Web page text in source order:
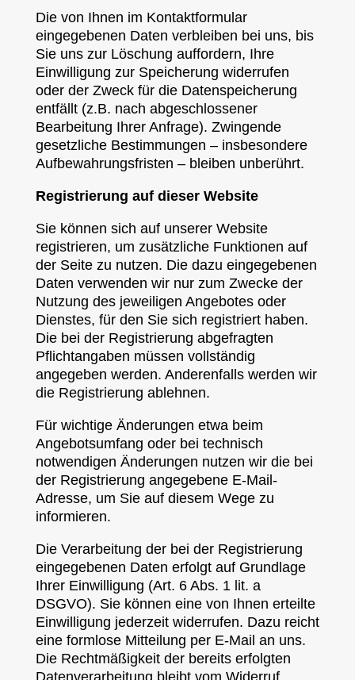
Die von Ihnen im Kontaktformular
eingegebenen Daten verbleiben bei uns, bis
Sie uns zur Löschung auffordern, Ihre
Einwilligung zur Speicherung widerrufen
oder der Zweck für die Datenspeicherung
entfällt (z.B. nach abgeschlossener
Bearbeitung Ihrer Anfrage). Zwingende
gesetzliche Bestimmungen – insbesondere
Aufbewahrungsfristen – bleiben unberührt.
Registrierung auf dieser Website
Sie können sich auf unserer Website
registrieren, um zusätzliche Funktionen auf
der Seite zu nutzen. Die dazu eingegebenen
Daten verwenden wir nur zum Zwecke der
Nutzung des jeweiligen Angebotes oder
Dienstes, für den Sie sich registriert haben.
Die bei der Registrierung abgefragten
Pflichtangaben müssen vollständig
angegeben werden. Anderenfalls werden wir
die Registrierung ablehnen.
Für wichtige Änderungen etwa beim
Angebotsumfang oder bei technisch
notwendigen Änderungen nutzen wir die bei
der Registrierung angegebene E-Mail-
Adresse, um Sie auf diesem Wege zu
informieren.
Die Verarbeitung der bei der Registrierung
eingegebenen Daten erfolgt auf Grundlage
Ihrer Einwilligung (Art. 6 Abs. 1 lit. a
DSGVO). Sie können eine von Ihnen erteilte
Einwilligung jederzeit widerrufen. Dazu reicht
eine formlose Mitteilung per E-Mail an uns.
Die Rechtmäßigkeit der bereits erfolgten
Datenverarbeitung bleibt vom Widerruf